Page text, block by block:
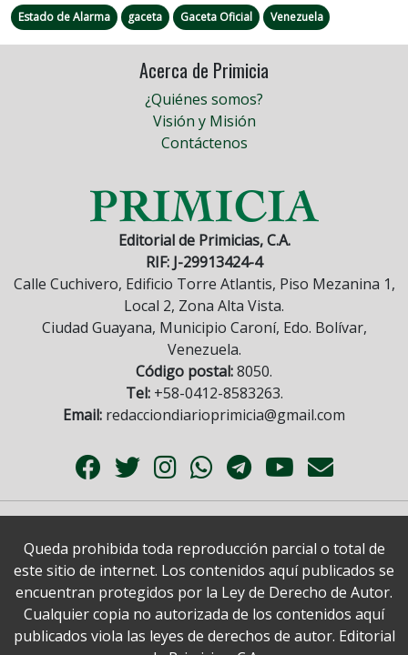
Estado de Alarma gaceta Gaceta Oficial Venezuela
Acerca de Primicia
¿Quiénes somos?
Visión y Misión
Contáctenos
Editorial de Primicias, C.A.
RIF: J-29913424-4
Calle Cuchivero, Edificio Torre Atlantis, Piso Mezanina 1,
Local 2, Zona Alta Vista.
Ciudad Guayana, Municipio Caroní, Edo. Bolívar,
Venezuela.
Código postal:8050.
Tel:+58-0412-8583263.
Email: redacciondiarioprimicia@gmail.com
Queda prohibida toda reproducción parcial o total de
este sitio de internet. Los contenidos aquí publicados se
encuentran protegidos por la Ley de Derecho de Autor.
Cualquier copia no autorizada de los contenidos aquí
publicados viola las leyes de derechos de autor. Editorial